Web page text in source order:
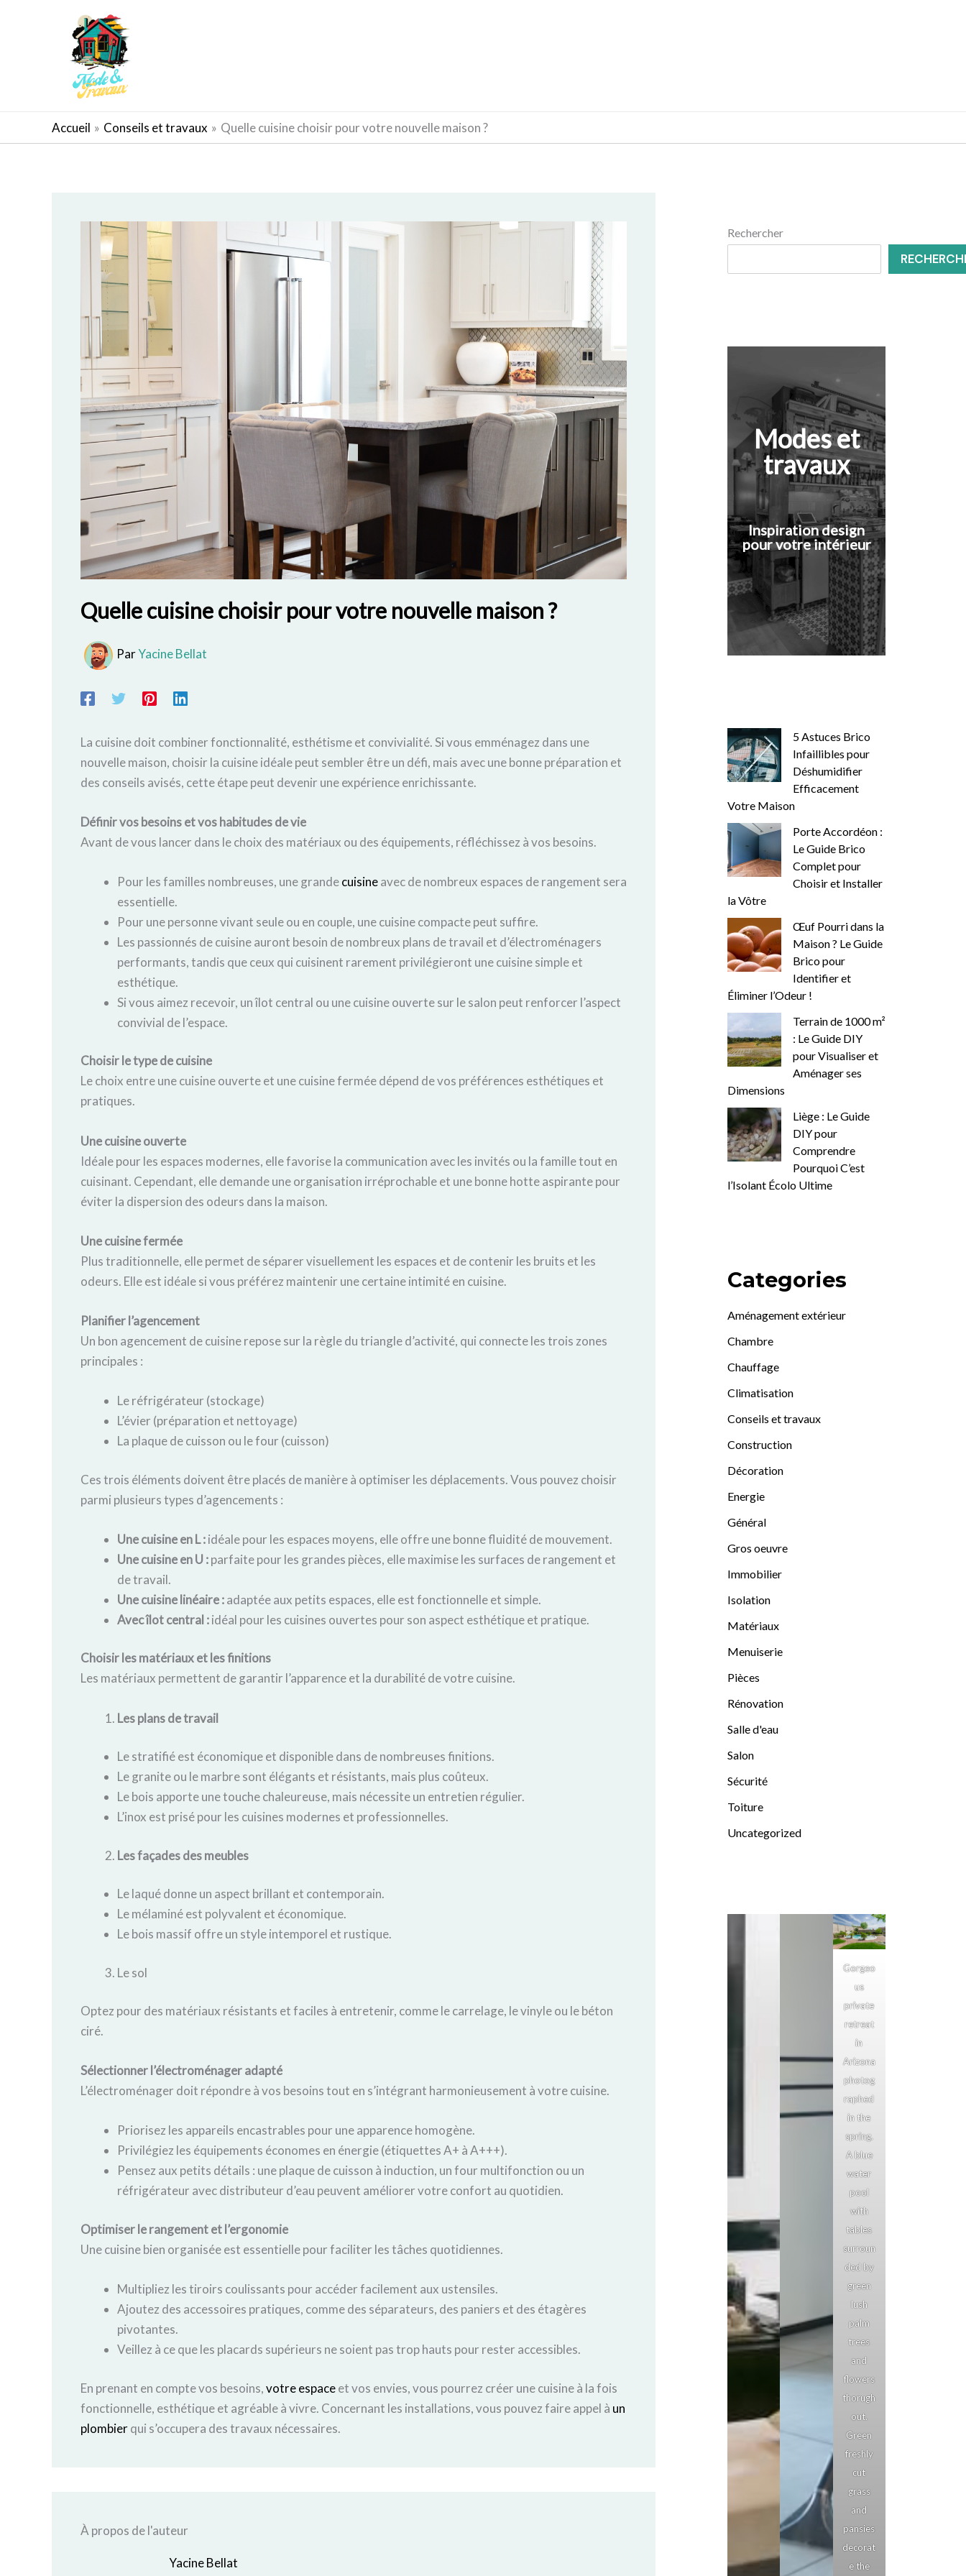
Accueil Conseils et travaux Quelle cuisine choisir pour votre nouvelle maison ?
Quelle cuisine choisir pour votre nouvelle maison ?
ParYacine Bellat
La cuisine doit combiner fonctionnalité, esthétisme et convivialité. Si vous emménagez dans une
nouvelle maison, choisir la cuisine idéale peut sembler être un défi, mais avec une bonne préparation et
des conseils avisés, cette étape peut devenir une expérience enrichissante.
Définir vos besoins et vos habitudes de vie
Avant de vous lancer dans le choix des matériaux ou des équipements, réfléchissez à vos besoins.
Pour les familles nombreuses, une grandecuisineavec de nombreux espaces de rangement sera
essentielle.
Pour une personne vivant seule ou en couple, une cuisine compacte peut suffire.
Les passionnés de cuisine auront besoin de nombreux plans de travail et d’électroménagers
performants, tandis que ceux qui cuisinent rarement privilégieront une cuisine simple et
esthétique.
Si vous aimez recevoir, un îlot central ou une cuisine ouverte sur le salon peut renforcer l’aspect
convivial de l’espace.
Choisir le type de cuisine
Le choix entre une cuisine ouverte et une cuisine fermée dépend de vos préférences esthétiques et
pratiques.
Une cuisine ouverte
Idéale pour les espaces modernes, elle favorise la communication avec les invités ou la famille tout en
cuisinant. Cependant, elle demande une organisation irréprochable et une bonne hotte aspirante pour
éviter la dispersion des odeurs dans la maison.
Une cuisine fermée
Plus traditionnelle, elle permet de séparer visuellement les espaces et de contenir les bruits et les
odeurs. Elle est idéale si vous préférez maintenir une certaine intimité en cuisine.
Planifier l’agencement
Un bon agencement de cuisine repose sur la règle du triangle d’activité, qui connecte les trois zones
principales :
Le réfrigérateur (stockage)
L’évier (préparation et nettoyage)
La plaque de cuisson ou le four (cuisson)
Ces trois éléments doivent être placés de manière à optimiser les déplacements. Vous pouvez choisir
parmi plusieurs types d’agencements :
Une cuisine en L :idéale pour les espaces moyens, elle offre une bonne fluidité de mouvement.
Une cuisine en U :parfaite pour les grandes pièces, elle maximise les surfaces de rangement et
de travail.
Une cuisine linéaire :adaptée aux petits espaces, elle est fonctionnelle et simple.
Avec îlot central :idéal pour les cuisines ouvertes pour son aspect esthétique et pratique.
Choisir les matériaux et les finitions
Les matériaux permettent de garantir l’apparence et la durabilité de votre cuisine.
Les plans de travail
Le stratifié est économique et disponible dans de nombreuses finitions.
Le granite ou le marbre sont élégants et résistants, mais plus coûteux.
Le bois apporte une touche chaleureuse, mais nécessite un entretien régulier.
L’inox est prisé pour les cuisines modernes et professionnelles.
Les façades des meubles
Le laqué donne un aspect brillant et contemporain.
Le mélaminé est polyvalent et économique.
Le bois massif offre un style intemporel et rustique.
Le sol
Optez pour des matériaux résistants et faciles à entretenir, comme le carrelage, le vinyle ou le béton
ciré.
Sélectionner l’électroménager adapté
L’électroménager doit répondre à vos besoins tout en s’intégrant harmonieusement à votre cuisine.
Priorisez les appareils encastrables pour une apparence homogène.
Privilégiez les équipements économes en énergie (étiquettes A+ à A+++).
Pensez aux petits détails : une plaque de cuisson à induction, un four multifonction ou un
réfrigérateur avec distributeur d’eau peuvent améliorer votre confort au quotidien.
Optimiser le rangement et l’ergonomie
Une cuisine bien organisée est essentielle pour faciliter les tâches quotidiennes.
Multipliez les tiroirs coulissants pour accéder facilement aux ustensiles.
Ajoutez des accessoires pratiques, comme des séparateurs, des paniers et des étagères
pivotantes.
Veillez à ce que les placards supérieurs ne soient pas trop hauts pour rester accessibles.
En prenant en compte vos besoins,votre espaceet vos envies, vous pourrez créer une cuisine à la fois
fonctionnelle, esthétique et agréable à vivre. Concernant les installations, vous pouvez faire appel à un
plombierqui s’occupera des travaux nécessaires.
À propos de l'auteur
Yacine Bellat
Rechercher
Modes et
travaux
Inspiration design
pour votre intérieur
5 Astuces Brico
Infaillibles pour
Déshumidifier
Efficacement
Votre Maison
Porte Accordéon :
Le Guide Brico
Complet pour
Choisir et Installer
la Vôtre
Œuf Pourri dans la
Maison ? Le Guide
Brico pour
Identifier et
Éliminer l’Odeur !
Terrain de 1000 m²
: Le Guide DIY
pour Visualiser et
Aménager ses
Dimensions
Liège : Le Guide
DIY pour
Comprendre
Pourquoi C’est
l’Isolant Écolo Ultime
Categories
Aménagement extérieur
Chambre
Chauffage
Climatisation
Conseils et travaux
Construction
Décoration
Energie
Général
Gros oeuvre
Immobilier
Isolation
Matériaux
Menuiserie
Pièces
Rénovation
Salle d'eau
Salon
Sécurité
Toiture
Uncategorized
Gorgeo
us
private
retreat
in
Arizona
photog
raphed
in the
spring.
A blue
water
pool
with
tables
surroun
ded by
green
lush
palm
trees
and
flowers
thorugh
out.
Green
freshly
cut
grass
and
pansies
decorat
e the